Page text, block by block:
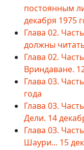
постоянным
декабря 1975
Глава 02.
должны
Глава 02.
Вриндаване.
Глава 03.
года
Глава 03.
Дели. 14
Глава 03.
Шаури... 15